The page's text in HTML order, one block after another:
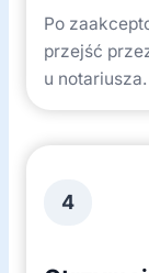
Po
przejść
u notariusza.
4